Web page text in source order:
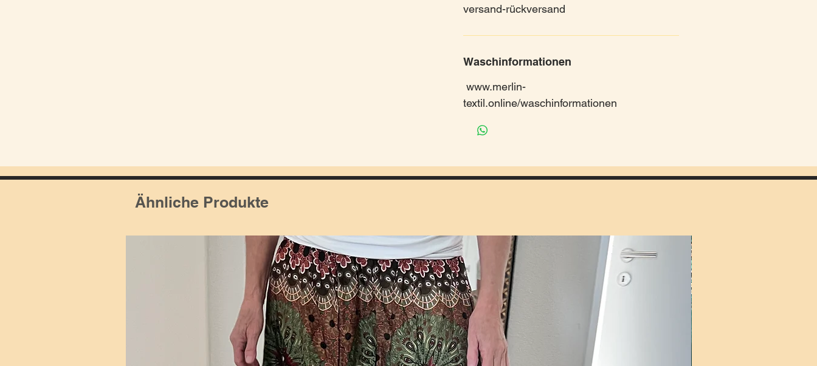
versand-rückversand
Waschinformationen
www.merlin-
textil.online/waschinformationen
Ähnliche Produkte